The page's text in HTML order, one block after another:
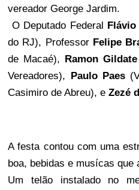
vereador George Jardim.
O Deputado Federal
do RJ), Professor Felipe
de Macaé), Ramon Gildate
Vereadores), Paulo Paes
Casimiro de Abreu), eZezé
A festa contou com uma
boa, bebidas e musícas que
Um telão instalado no